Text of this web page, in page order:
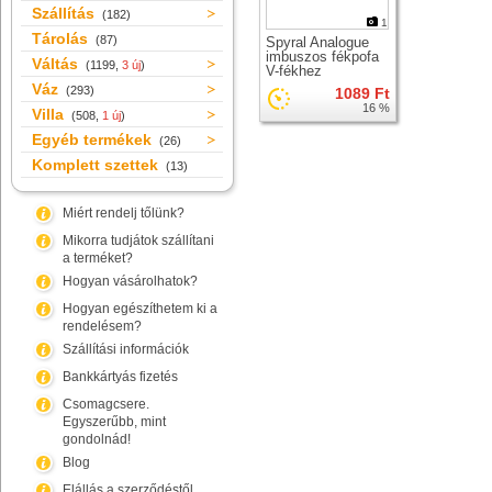
Szállítás (182)
Tárolás (87)
Váltás (1199, 3 új)
Váz (293)
Villa (508, 1 új)
Egyéb termékek (26)
Komplett szettek (13)
Miért rendelj tőlünk?
Mikorra tudjátok szállítani
a terméket?
Hogyan vásárolhatok?
Hogyan egészíthetem ki a
rendelésem?
Szállítási információk
Bankkártyás fizetés
Csomagcsere.
Egyszerűbb, mint
gondolnád!
Blog
1
Spyral Analogue
imbuszos fékpofa
V-fékhez
1089 Ft
16 %